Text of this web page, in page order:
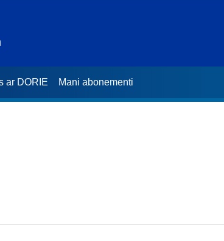
ar DORIE Mani abonementi